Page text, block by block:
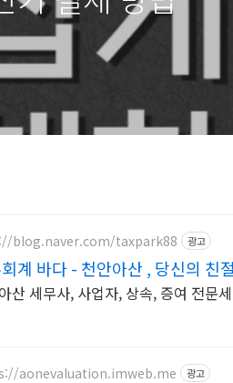
blog.naver.com/taxpark88 광고
계 바다 - 천안아산 , 당신의 친
산 세무사, 사업자, 상속, 증여 전문
aonevaluation.imweb.me 광고